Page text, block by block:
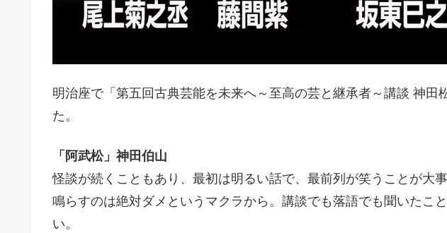
明治座で「第五回古典芸能を未来へ～至高の芸と継承者～講談 神田
た。
「阿武松」神田伯山
怪談が続くこともあり、最初は明るい話で、最前列が笑うことが大
鳴らすのは絶対ダメというマクラから。講談でも落語でも聞いたこ
い。